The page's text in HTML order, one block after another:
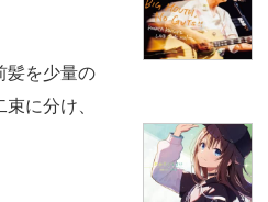
髪を少量の
に分け、